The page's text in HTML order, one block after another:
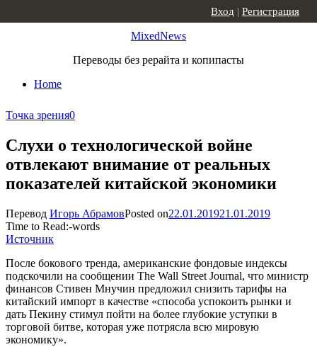
MixedNews
Переводы без рерайта и копипасты
Home
Вход | Регистрация
Точка зрения0
Слухи о технологической войне
отвлекают внимание от реальных
показателей китайской экономики
Перевод Игорь АбрамовPosted on22.01.201921.01.2019
Time to Read:-words
Источник
После бокового тренда, американские фондовые индексы
подскочили на сообщении The Wall Street Journal, что министр
финансов Стивен Мнучин предложил снизить тарифы на
китайский импорт в качестве «способа успокоить рынки и
дать Пекину стимул пойти на более глубокие уступки в
торговой битве, которая уже потрясла всю мировую
экономику».